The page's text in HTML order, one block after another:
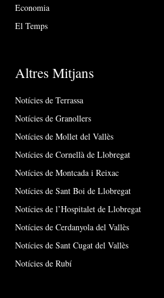
Economia
El Temps
Altres Mitjans
Notícies de Terrassa
Notícies de Granollers
Notícies de Mollet del Vallès
Notícies de Cornellà de Llobregat
Notícies de Montcada i Reixac
Notícies de Sant Boi de Llobregat
Notícies de l’Hospitalet de Llobregat
Notícies de Cerdanyola del Vallès
Notícies de Sant Cugat del Vallès
Notícies de Rubí